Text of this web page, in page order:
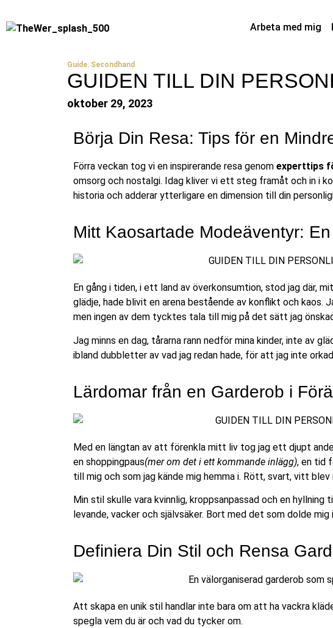
Arbeta med mig
Guide, Secondhand
GUIDEN TILL DIN
oktober 29, 2023
Börja Din Resa: Tips för en
Förra veckan tog vi en inspirerande resa genom experttips
omsorg och nostalgi. Idag kliver vi ett steg framåt och in i
historia och adderar ytterligare en dimension till din
Mitt Kaosartade Modeäventyr:
En gång i tiden, i ett land av överkonsumtion, stod jag där,
glädje, hade blivit en arena bestående av konflikt och kaos.
men ingen av dem tycktes tala till mig på det sätt jag
Jag minns en dag, tårarna rann nedför mina kinder, inte av
ibland dubbletter av vad jag redan hade, för att jag inte
Lärdomar från en Garderob i
Med en längtan av att förenkla mitt liv tog jag ett djupt
en shoppingpaus(mer om det i ett kommande inlägg), en tid
till mig och som jag kände mig hemma i. Rött, svart, vitt
Min stil skulle vara kvinnlig, kroppsanpassad och en
levande, vacker och självsäker. Bort med det som dolde
Definiera Din Stil och Rensa
Att skapa en unik stil handlar inte bara om att ha vackra
spegla vem du är och vad du tycker om.